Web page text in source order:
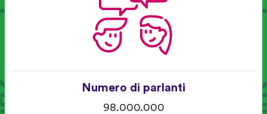
Numero di parlanti
98.000.000